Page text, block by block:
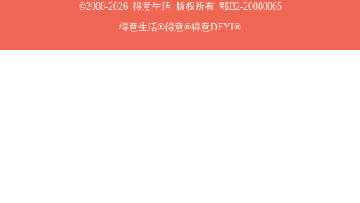
©2008-2026 得意生活 版权所有 鄂B2-20080065
得意生活®得意®得意DEYI®